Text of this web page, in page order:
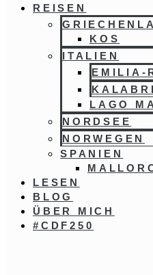
REISEN
KOS
ITALIEN
EMILIA-
LAGO
NORDSEE
NORWEGEN
SPANIEN
LESEN
BLOG
ÜBER MICH
#CDF250